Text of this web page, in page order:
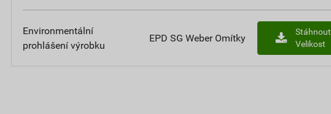
Environmentální
prohlášení výrobku
EPD SG Weber Omítky
Stáhnout
Velikost